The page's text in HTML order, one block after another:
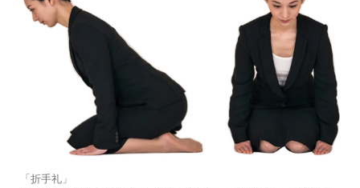
「折手礼」